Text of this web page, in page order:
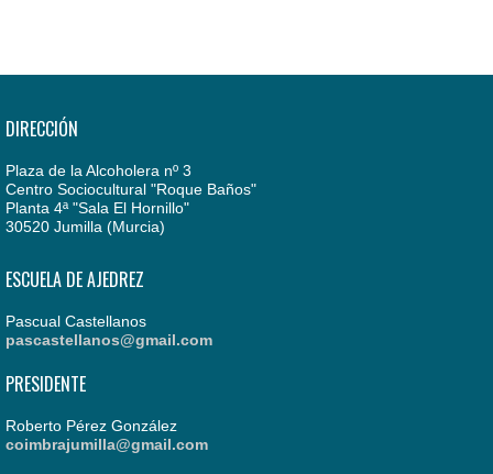
DIRECCIÓN
Plaza de la Alcoholera nº 3
Centro Sociocultural "Roque Baños"
Planta 4ª "Sala El Hornillo"
30520 Jumilla (Murcia)
ESCUELA DE AJEDREZ
Pascual Castellanos
pascastellanos@gmail.com
PRESIDENTE
Roberto Pérez González
coimbrajumilla@gmail.com